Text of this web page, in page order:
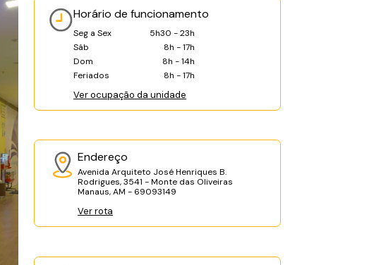
Horário de funcionamento
Seg a Sex
5h30 - 23h
Sáb
8h - 17h
Dom
8h - 14h
Feriados
8h - 17h
Ver ocupação da unidade
Endereço
Avenida Arquiteto José Henriques B.
Rodrigues, 3541 - Monte das Oliveiras
Manaus, AM - 69093149
Ver rota